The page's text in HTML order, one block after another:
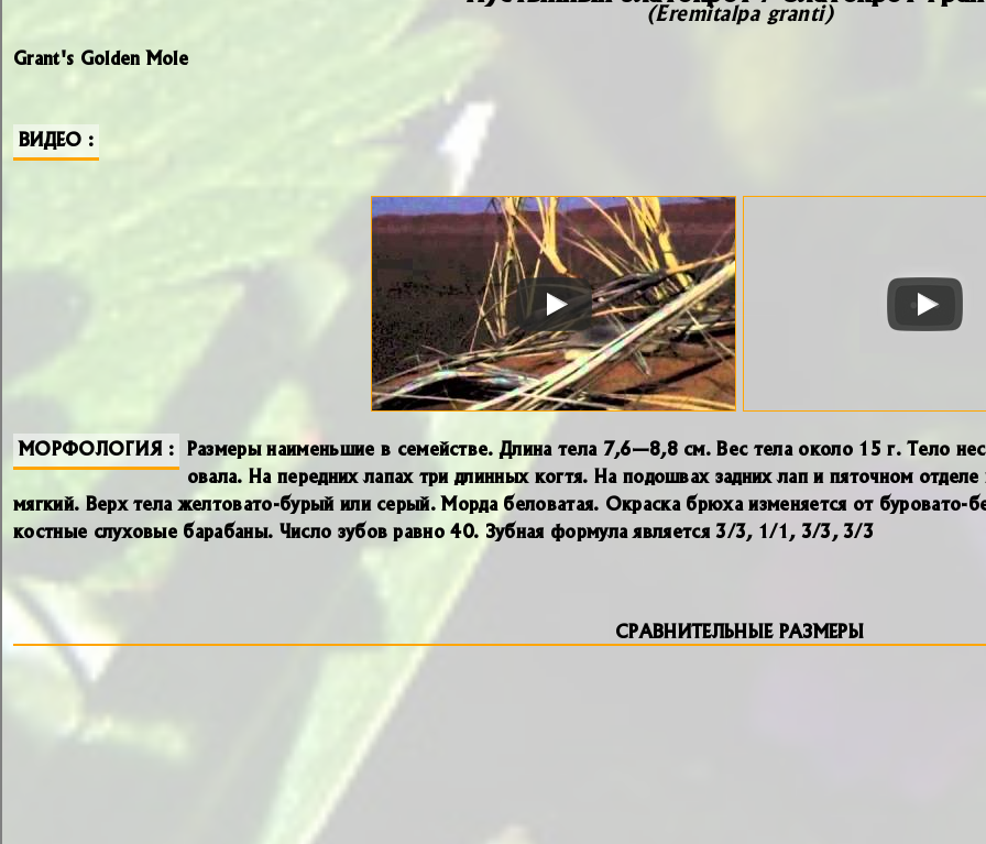
(Eremitalpa granti)
Grant's Golden Mole
ВИДЕО
МОРФОЛОГИЯ Размеры наименьшие в семействе. Длина тела 7,6—8,8 см. Вес тела около 15 г. Тело
овала. На передних лапах три длинных когтя. На подошвах задних лап и пяточном
мягкий. Верх тела желтовато-бурый или серый. Морда беловатая. Окраска брюха изменяется от буровато-
костные слуховые барабаны. Число зубов равно 40. Зубная формула является 3/3, 1/1, 3/3, 3/3
СРАВНИТЕЛЬНЫЕ РАЗМЕРЫ